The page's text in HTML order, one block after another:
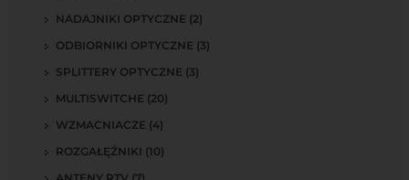
NADAJNIKI OPTYCZNE (2)
ODBIORNIKI OPTYCZNE (3)
SPLITTERY OPTYCZNE (3)
MULTISWITCHE (20)
WZMACNIACZE (4)
ROZGAŁĘŹNIKI (10)